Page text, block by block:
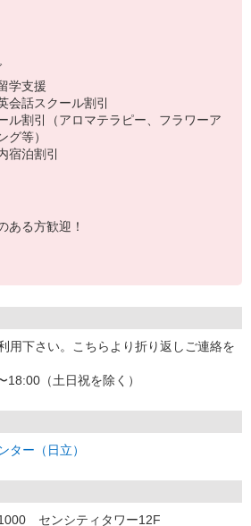
学支援
話スクール割引
割引（アロマテラピー、フラワーア
グ等）
泊割引
る方歓迎！
用下さい。こちらより折り返しご連絡を
（土日祝を除く）
ター（日立）
センシティタワー12F